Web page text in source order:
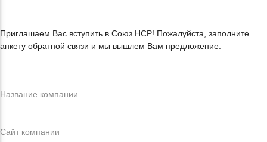
Приглашаем Вас вступить в Союз НСР! Пожалуйста, заполните
анкету обратной связи и мы вышлем Вам предложение: